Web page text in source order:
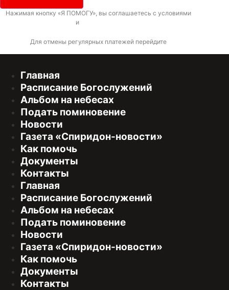
Нажимая кнопку «Я ПОМОГУ», вы соглашаетесь с условиями
и
Для отмены регулярных платежей перейдите
Главная
Расписание Богослужений
Альбом на небесах
Подать поминовение
Новости
Газета «Спиридон-новости»
Как помочь
Документы
Контакты
Главная
Расписание Богослужений
Альбом на небесах
Подать поминовение
Новости
Газета «Спиридон-новости»
Как помочь
Документы
Контакты